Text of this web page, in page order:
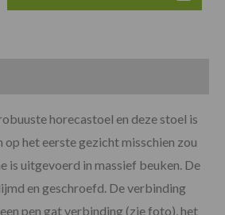
horecastoel en deze stoel is
het eerste gezicht misschien zou
is uitgevoerd in massief beuken. De
en geschroefd. De verbinding
pen gat verbinding (zie foto), het